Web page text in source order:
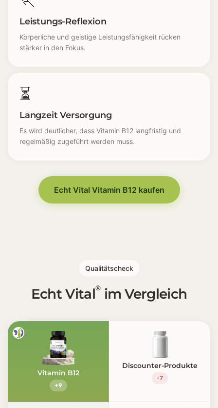
Leistungs-Reflexion
Körperliche und geistige Leistungsfähigkeit rücken
stärker in den Fokus.
⏳
Langzeit Versorgung
Es wird deutlicher, dass Vitamin B12 langfristig und
regelmäßig zugeführt werden muss.
Konzentration [🧠] Gedankliche Klarheit lässt
Nervengefühl [⚡] Reize wirken intensiver, die
Vegetarisch / Vegan [🥬] Menschen ohne tierische
Echt Vital Vitamin B12 kaufen
Qualitätscheck
Echt Vital®im Vergleich
Vitamin B12
+9
Discounter-Produkte
-7